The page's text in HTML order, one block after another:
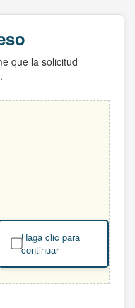
que la solicitud
Haga clic para
continuar